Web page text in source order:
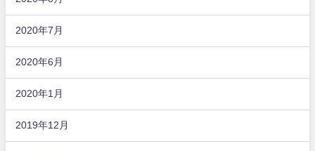
2020年7月
2020年6月
2020年1月
2019年12月